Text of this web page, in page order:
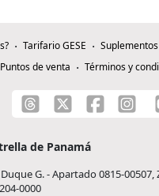
Tarifario GESE Suplementos
Puntos de venta
Términos y
de Panamá
G. - Apartado 0815-00507,
0000